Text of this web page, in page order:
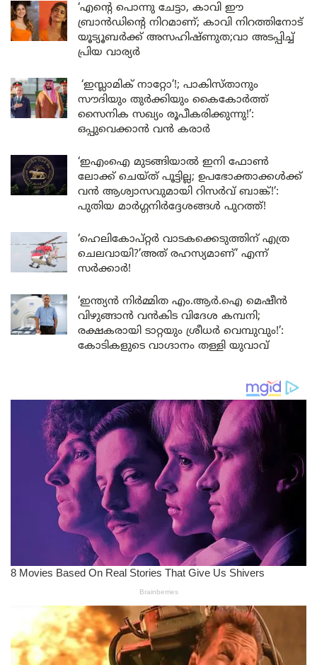
‘എന്റെ പൊന്നു ചേട്ടാ, കാവി ഈ
ബ്രാൻഡിന്റെ നിറമാണ്; കാവി നിറത്തിനോട്
യൂട്യൂബർക്ക് അസഹിഷ്ണുത;വാ അടപ്പിച്ച്
പ്രിയ വാര്യർ
‘ഇസ്ലാമിക് നാറ്റോ’!; പാകിസ്താനും
സൗദിയും തുർക്കിയും കൈകോർത്ത്
സൈനിക സഖ്യം രൂപീകരിക്കുന്നു!’:
ഒപ്പുവെക്കാൻ വൻ കരാർ
‘ഇഎംഐ മുടങ്ങിയാൽ ഇനി ഫോൺ
ലോക്ക് ചെയ്ത് പൂട്ടില്ല; ഉപഭോക്താക്കൾക്ക്
വൻ ആശ്വാസവുമായി റിസർവ് ബാങ്ക്!’:
പുതിയ മാർഗ്ഗനിർദ്ദേശങ്ങൾ പുറത്ത്!
‘ഹെലികോപ്റ്റർ വാടകക്കെടുത്തിന് എത്ര
ചെലവായി?’അത് രഹസ്യമാണ്’ എന്ന്
സർക്കാർ!
‘ഇന്ത്യൻ നിർമ്മിത എം.ആർ.ഐ മെഷീൻ
വിഴുങ്ങാൻ വൻകിട വിദേശ കമ്പനി;
രക്ഷകരായി ടാറ്റയും ശ്രീധർ വെമ്പുവും!’:
കോടികളുടെ വാഗ്ദാനം തള്ളി യുവാവ്